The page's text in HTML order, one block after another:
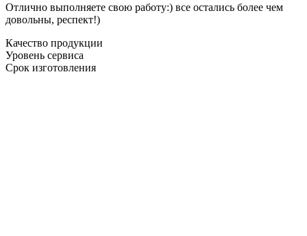
Отлично выполняете свою работу:) все остались более чем
довольны, респект!)
Качество продукции
Уровень сервиса
Срок изготовления